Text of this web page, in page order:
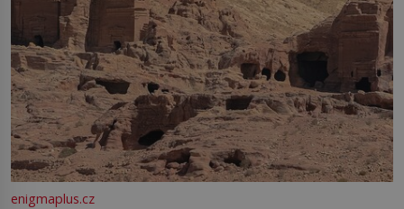
enigmaplus.cz